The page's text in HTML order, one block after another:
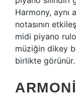
Harmony, aynı
notasının
midi piyano
müziğin dikey
birlikte görünür.